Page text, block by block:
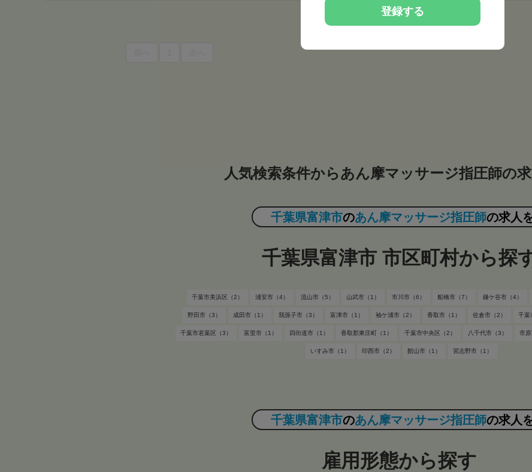
人気検索条件からあん摩マッサージ指圧師の
千葉県富津市のあん摩マッサージ指圧師の求人
千葉県富津市 市区町村から探
千葉市美浜区（2） 浦安市（4） 流山市（5） 山武市（1） 市川市（6） 船橋市（7） 鎌ケ谷市（4）
野田市（3） 成田市（1） 我孫子市（3） 富津市（1） 袖ケ浦市（2） 香取市（1） 佐倉市（2） 千葉
千葉市若葉区（3） 富里市（1） 四街道市（1） 香取郡東庄町（1） 千葉市中央区（2） 八千代市（3） 市原
いすみ市（1） 印西市（2） 館山市（1） 習志野市（1）
千葉県富津市のあん摩マッサージ指圧師の求人
雇用形態から探す
登録する